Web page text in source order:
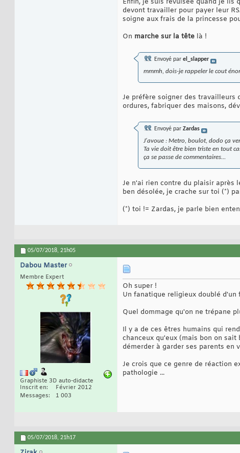
Enfin, je suis révulsée quand je lis
devont travailler pour payer leur
soigne aux frais de la princesse
On marche sur la tête là !
Envoyé par el_slapper
mmmh, dois-je rappeler le cout
Je préfère soigner des travailleurs
ordures, fabriquer des maisons,
Envoyé par Zardas
J'avoue : Metro, boulot, dodo ça
Ta vie doit être bien triste en tout
ça se passe de commentaires...
Je n'ai rien contre du plaisir après
ben désolée, je crache sur toi (*)
(*) toi != Zardas, je parle bien
05/07/2018, 21h05
Dabou Master
Membre Expert
Graphiste 3D auto-didacte
Inscrit en
Février 2012
Messages
1 003
Oh super !
Un fanatique religieux doublé d'un
Quel dommage qu'on ne trépane
Il y a de ces êtres humains qui
chanceux qu'eux (mais bon on
démerder à garder ses parents en
Je crois que ce genre de réaction
pathologie ...
05/07/2018, 21h17